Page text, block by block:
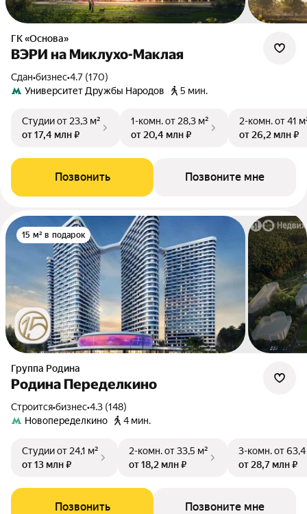
ГК «Основа»
ВЭРИ на Миклухо-Маклая
Сдан•бизнес•4.7 (170)
Университет Дружбы Народов
5 мин.
Студииот 23,3 м²
от 17,4 млн ₽
1-комн.от 28,3 м²
от 20,4 млн ₽
2-комн.от 41
от 26,2 млн ₽
Позвонить Позвоните мне
15 м² в подарок
Группа Родина
Родина Переделкино
Строится•бизнес•4.3 (148)
Новопеределкино
4 мин.
Студииот 24,1 м²
от 13 млн ₽
2-комн.от 33,5 м²
от 18,2 млн ₽
3-комн.от
от 28,7 млн ₽
Позвонить Позвоните мне